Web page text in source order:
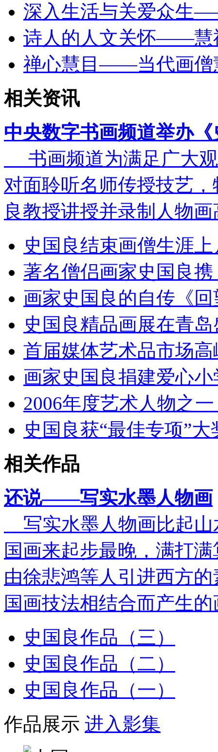
深入生活与关爱众生
诗人的人文关怀——慧
禅心慧目——当代画僧
相关资讯
中央数字书画频道举办
书画频道为满足广大
对面聆听名师传授技艺
良教授讲授并录制人物
史国良结束画僧生涯
著名僧侣画家史国良
画家史国良的自传《
史国良精品画展在青
首届媒体艺术品市场
画家史国良捐建爱心小
2006年度艺术人物之
史国良获“最佳专项”大
相关作品
还说——写实水墨人物画
写实水墨人物画比起山
国画来起步最晚，满打
由徐悲鸿等人引进西方
国画技法相结合而产生的
史国良作品（三）
史国良作品（二）
史国良作品（一）
作品展示 进入影集